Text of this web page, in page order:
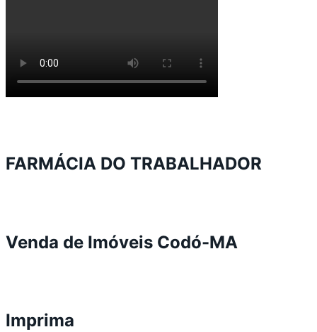
FARMÁCIA DO TRABALHADOR
Venda de Imóveis Codó-MA
Imprima